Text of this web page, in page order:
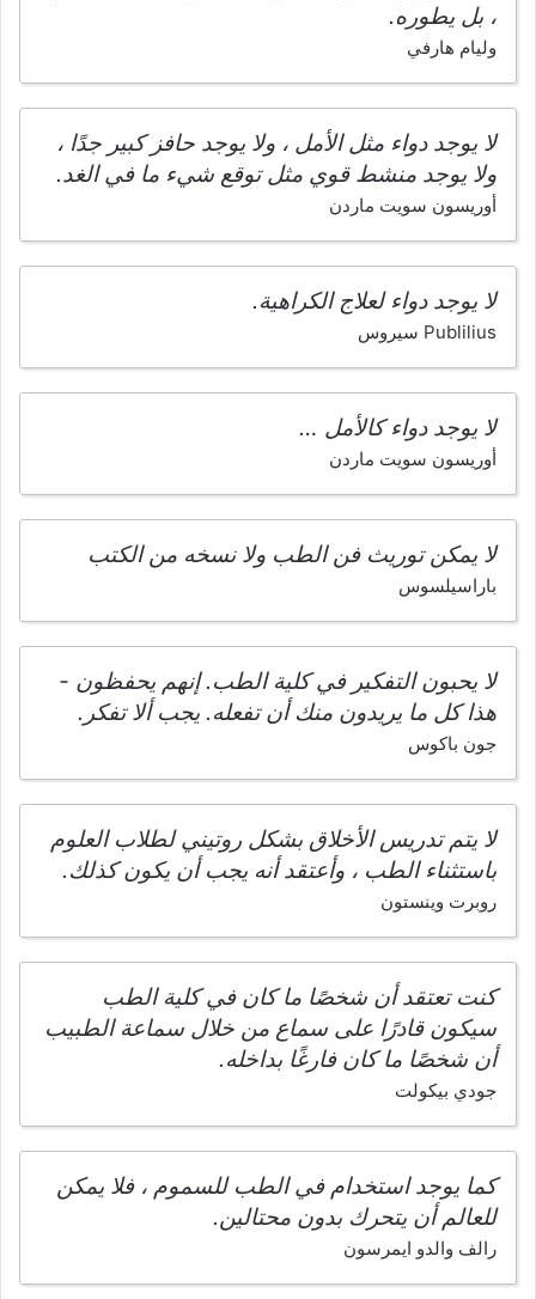
، بل يطوره.
وليام هارفي
لا يوجد دواء مثل الأمل ، ولا يوجد حافز كبير جدًا ،
ولا يوجد منشط قوي مثل توقع شيء ما في الغد.
أوريسون سويت ماردن
لا يوجد دواء لعلاج الكراهية.
Publilius سيروس
لا يوجد دواء كالأمل …
أوريسون سويت ماردن
لا يمكن توريث فن الطب ولا نسخه من الكتب
باراسيلسوس
لا يحبون التفكير في كلية الطب. إنهم يحفظون -
هذا كل ما يريدون منك أن تفعله. يجب ألا تفكر.
جون باكوس
لا يتم تدريس الأخلاق بشكل روتيني لطلاب العلوم
باستثناء الطب ، وأعتقد أنه يجب أن يكون كذلك.
روبرت وينستون
كنت تعتقد أن شخصًا ما كان في كلية الطب
سيكون قادرًا على سماع من خلال سماعة الطبيب
أن شخصًا ما كان فارغًا بداخله.
جودي بيكولت
كما يوجد استخدام في الطب للسموم ، فلا يمكن
للعالم أن يتحرك بدون محتالين.
رالف والدو ايمرسون